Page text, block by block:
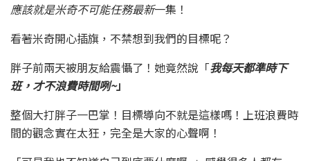
應該就是米奇不可能任務最新一集！
看著米奇開心插旗，不禁想到我們的目標呢？
胖子前兩天被朋友給震懾了！她竟然說「我每天都準時下
班，才不浪費時間咧~」
整個大打胖子一巴掌！目標導向不就是這樣嗎！上班浪費時
間的觀念實在太狂，完全是大家的心聲啊！